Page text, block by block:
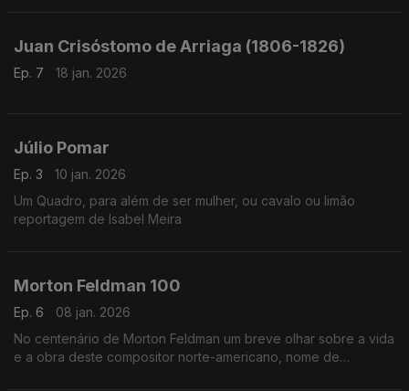
Juan Crisóstomo de Arriaga (1806-1826)
Ep. 7 18 jan. 2026
Júlio Pomar
Ep. 3
10 jan. 2026
Um Quadro, para além de ser mulher, ou cavalo ou limão
reportagem de Isabel Meira
Morton Feldman 100
Ep. 6
08 jan. 2026
No centenário de Morton Feldman um breve olhar sobre a vida
e a obra deste compositor norte-americano, nome de